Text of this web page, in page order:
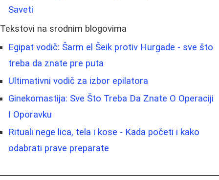
Saveti
Tekstovi na srodnim blogovima
Egipat vodič: Šarm el Šeik protiv Hurgade - sve što
treba da znate pre puta
Ultimativni vodič za izbor epilatora
Ginekomastija: Sve Što Treba Da Znate O Operaciji
I Oporavku
Rituali nege lica, tela i kose - Kada početi i kako
odabrati prave preparate